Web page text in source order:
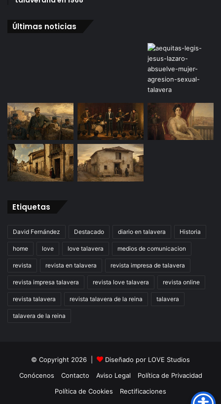
Últimas noticias
Etiquetas
David Fernández Destacado diario en talavera Historia
home love love talavera medios de comunicacion
revista revista en talavera revista impresa de talavera
revista impresa talavera revista love talavera revista online
revista talavera revista talavera de la reina talavera
talavera de la reina
© Copyright 2026 | Diseñado por LOVE Studios
Conócenos
Contacto Aviso Legal
Política de Privacidad
Política de Cookies
Rectificaciones